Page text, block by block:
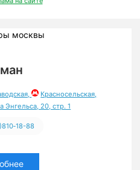
Красносельская,
Энгельса, 20, стр. 1
88